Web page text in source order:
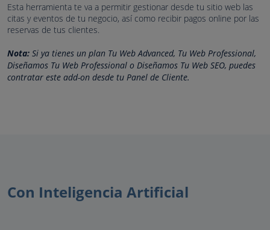
Esta herramienta te va a permitir gestionar desde tu sitio web las
citas y eventos de tu negocio, así como recibir pagos online por las
reservas de tus clientes.
Nota: Si ya tienes un plan Tu Web Advanced, Tu Web Professional,
Diseñamos Tu Web Professional o Diseñamos Tu Web SEO, puedes
contratar este add-on desde tu Panel de Cliente.
Con Inteligencia Artificial